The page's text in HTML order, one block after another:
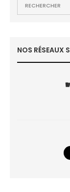
NOS RÉSEAUX